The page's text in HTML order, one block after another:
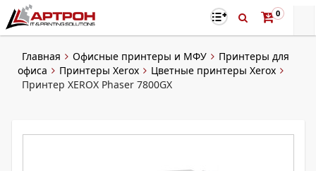
0
Главная Офисные принтеры и МФУ
Принтеры для
офиса
Принтеры Xerox
Цветные принтеры Xerox
Принтер XEROX Phaser 7800GX